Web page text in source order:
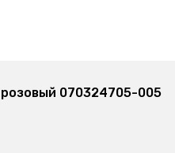
070324705-005